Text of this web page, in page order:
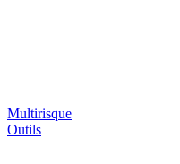
Multirisque
Outils